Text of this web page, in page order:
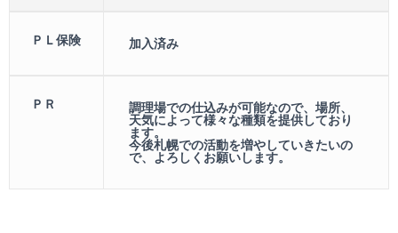
ＰＬ保険 加入済み
ＰＲ
調理場での仕込みが可能なので、場所、
天気によって様々な種類を提供しており
ます。
今後札幌での活動を増やしていきたいの
で、よろしくお願いします。